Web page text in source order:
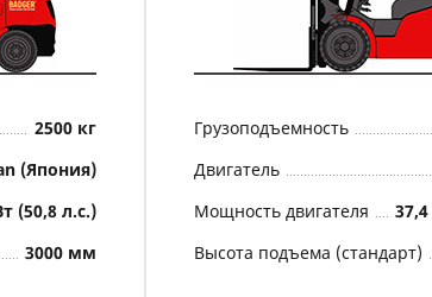
2500 кг
(Япония)
(50,8 л.с.)
3000 мм
Грузоподъемность
Двигатель
Мощность двигателя
Высота подъема (стандарт)